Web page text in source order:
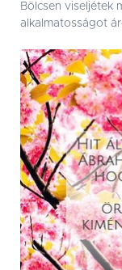
Bölcsen viseljétek
alkalmatosságot